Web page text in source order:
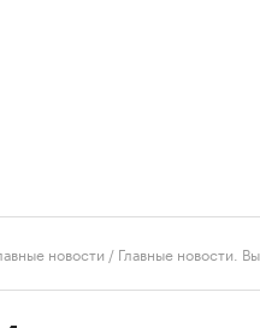
новости / Главные новости.